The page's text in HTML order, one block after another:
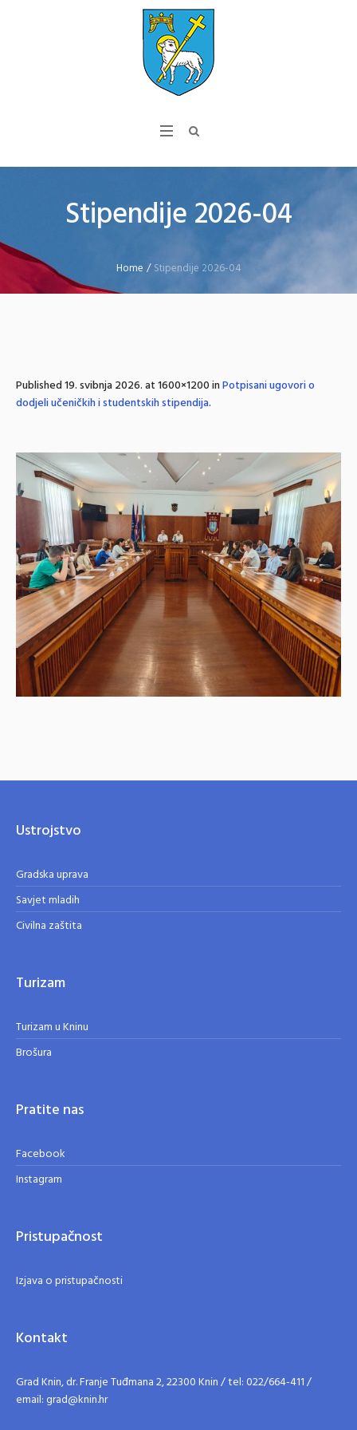
Stipendije 2026-04
Home /Stipendije 2026-04
Published19. svibnja 2026.at 1600×1200 inPotpisani ugovori o
dodjeli učeničkih i studentskih stipendija.
Ustrojstvo
Gradska uprava
Savjet mladih
Civilna zaštita
Turizam
Turizam u Kninu
Brošura
Pratite nas
Facebook
Instagram
Pristupačnost
Izjava o pristupačnosti
Kontakt
Grad Knin, dr. Franje Tuđmana 2, 22300 Knin / tel: 022/664-411 /
email: grad@knin.hr